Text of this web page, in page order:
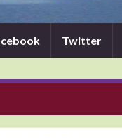
Twitter